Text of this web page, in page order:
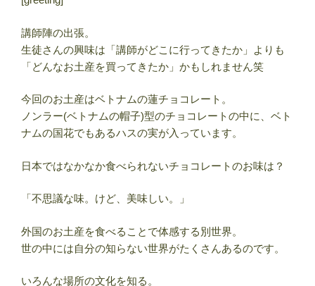
講師陣の出張。
生徒さんの興味は「講師がどこに行ってきたか」よりも
「どんなお土産を買ってきたか」かもしれません笑
今回のお土産はベトナムの蓮チョコレート。
ノンラー(ベトナムの帽子)型のチョコレートの中に、ベト
ナムの国花でもあるハスの実が入っています。
日本ではなかなか食べられないチョコレートのお味は？
「不思議な味。けど、美味しい。」
外国のお土産を食べることで体感する別世界。
世の中には自分の知らない世界がたくさんあるのです。
いろんな場所の文化を知る。